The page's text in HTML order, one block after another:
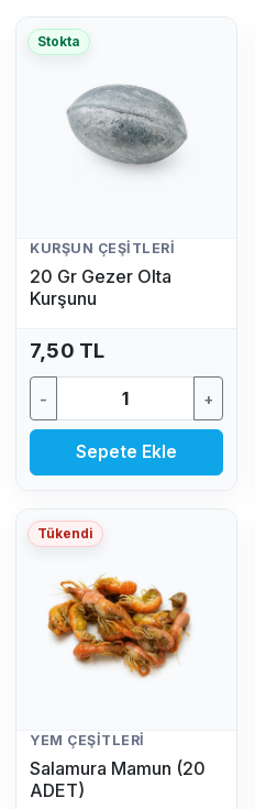
Stokta
KURŞUN ÇEŞITLERI
20 Gr Gezer Olta
Kurşunu
7,50 TL
- +
Sepete Ekle
Tükendi
YEM ÇEŞITLERI
Salamura Mamun (20
ADET)